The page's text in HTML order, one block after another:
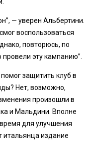
— уверен Альбертини.
воспользоваться
повторюсь, по
эту кампанию”.
защитить клуб в
Нет, возможно,
произошли в
и Мальдини. Вполне
для улучшения
итальянца издание